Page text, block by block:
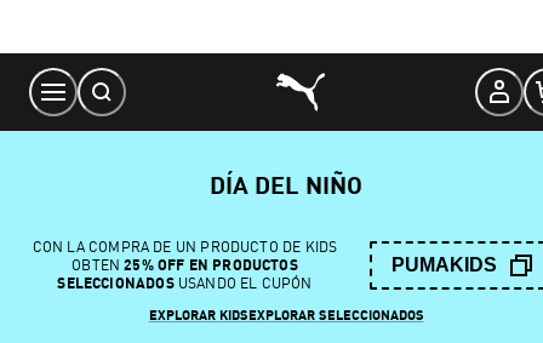
Content
DÍA DEL NIÑO
CON LA COMPRA DE UN PRODUCTO DE KIDS
OBTEN 25% OFF EN PRODUCTOS
SELECCIONADOSUSANDO EL CUPÓN
PUMAKIDS
EXPLORAR KIDSEXPLORAR SELECCIONADOS